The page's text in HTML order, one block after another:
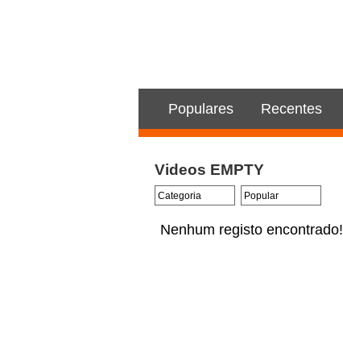
Populares Recentes
Videos EMPTY
Nenhum registo encontrado!